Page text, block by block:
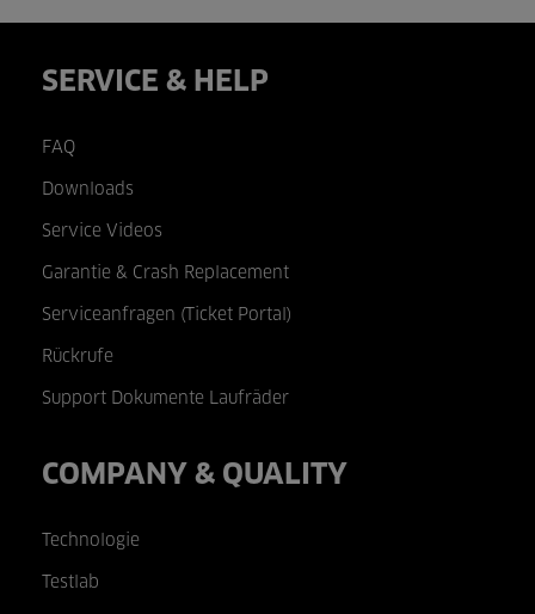
SERVICE & HELP
FAQ
Downloads
Service Videos
Garantie & Crash Replacement
Serviceanfragen (Ticket Portal)
Rückrufe
Support Dokumente Laufräder
COMPANY & QUALITY
Technologie
Testlab